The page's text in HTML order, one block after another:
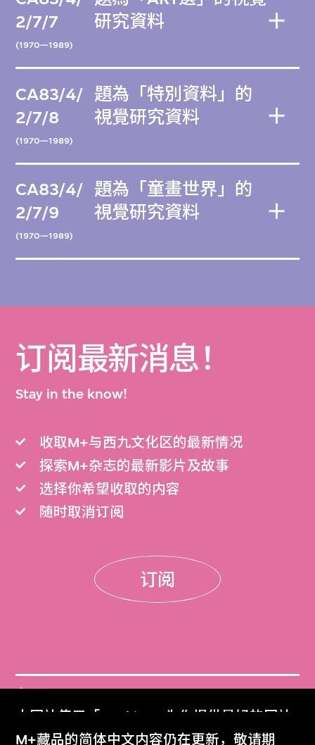
本网站使用「Cookies」为你提供最好的网站
体验。
M+藏品的简体中文内容仍在更新，敬请期
2/7/7
(1970—1989)
研究資料
CA83/4/
2/7/8
(1970—1989)
題為「特別資料」的
視覺研究資料
CA83/4/
2/7/9
(1970—1989)
題為「童畫世界」的
視覺研究資料
订阅最新消息！
Stay in the know!
收取M+与西九文化区的最新情况
探索M+杂志的最新影片及故事
选择你希望收取的内容
随时取消订阅
订阅
门票
Get Tickets